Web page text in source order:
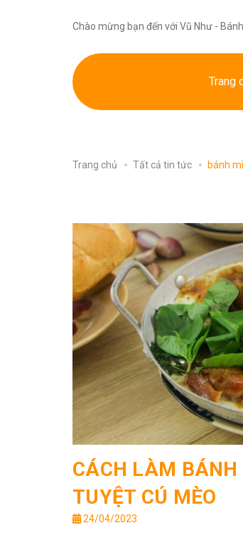
Chào mừng bạn đến với Vũ Như -
Trang
Trang chủ Tất cả tin tức bánh
CÁCH LÀM BÁNH
TUYỆT CÚ MÈO
24/04/2023